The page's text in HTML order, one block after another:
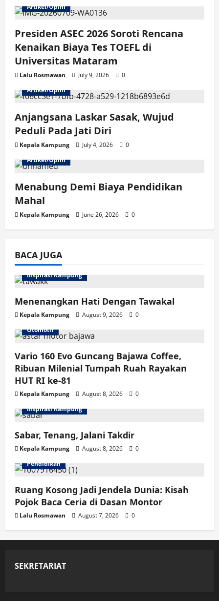
g
a
t
i
o
n
Artikel/Opini
Presiden ASEC 2026 Soroti Rencana
Kenaikan Biaya Tes TOEFL di
Universitas Mataram
Lalu Rosmawan July 9, 2026
0
Artikel/Opini
Anjangsana Laskar Sasak, Wujud
Peduli Pada Jati Diri
Kepala Kampung July 4, 2026
0
Artikel/Opini
Menabung Demi Biaya Pendidikan
Mahal
Kepala Kampung June 26, 2026 0
BACA JUGA
Inspirasi Kampung
Menenangkan Hati Dengan Tawakal
Kepala Kampung August 9, 2026
0
Otomotif
Vario 160 Evo Guncang Bajawa Coffee,
Ribuan Milenial Tumpah Ruah Rayakan
HUT RI ke-81
Kepala Kampung August 8, 2026
0
Inspirasi Kampung
Sabar, Tenang, Jalani Takdir
Kepala Kampung August 8, 2026
0
Pendidikan
Ruang Kosong Jadi Jendela Dunia: Kisah
Pojok Baca Ceria di Dasan Montor
Lalu Rosmawan August 7, 2026 0
SEKRETARIAT